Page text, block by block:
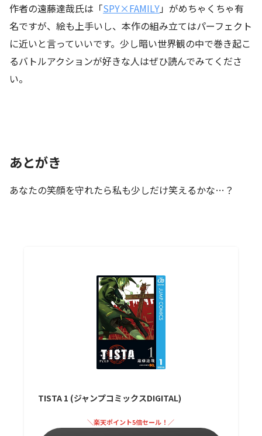
作者の遠藤達哉氏は「SPY×FAMILY」がめちゃくちゃ有
名ですが、絵も上手いし、本作の組み立てはパーフェクト
に近いと言っていいです。少し暗い世界観の中で巻き起こ
るバトルアクションが好きな人はぜひ読んでみてくださ
い。
あとがき
あなたの笑顔を守れたら私も少しだけ笑えるかな…？
TISTA 1 (ジャンプコミックスDIGITAL)
＼楽天ポイント5倍セール！／